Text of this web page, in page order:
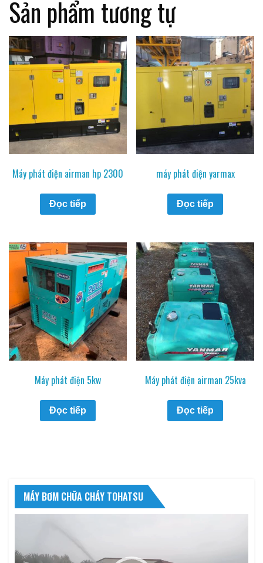
Sản phẩm tương tự
Máy phát điện airman hp 2300
Đọc tiếp
máy phát điện yarmax
Đọc tiếp
Máy phát điện 5kw
Đọc tiếp
Máy phát điện airman 25kva
Đọc tiếp
MÁY BƠM CHỮA CHÁY TOHATSU
Video